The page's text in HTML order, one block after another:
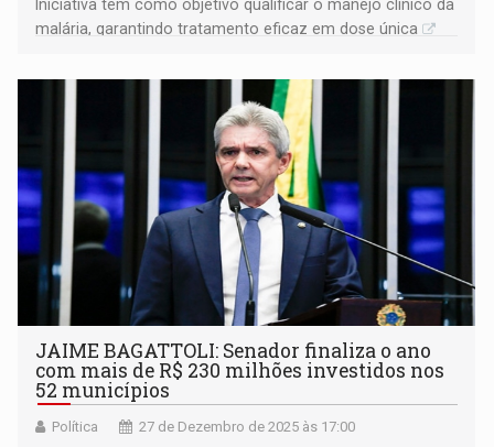
Iniciativa tem como objetivo qualificar o manejo clínico da
malária, garantindo tratamento eficaz em dose única
JAIME BAGATTOLI: Senador finaliza o ano
com mais de R$ 230 milhões investidos nos
52 municípios
Política 27 de Dezembro de 2025 às 17:00